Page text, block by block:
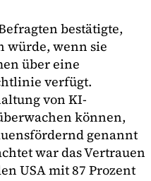
bestätigte,
würde, wenn sie
über eine
verfügt.
von KI-
können,
genannt
war das Vertrauen
USA mit 87 Prozent